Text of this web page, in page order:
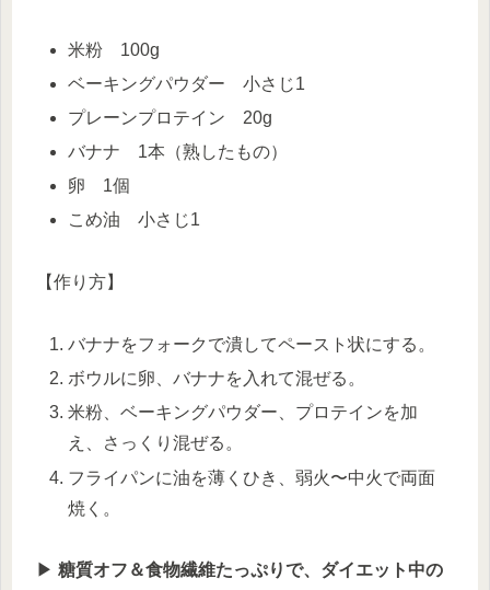
米粉 100g
ベーキングパウダー 小さじ1
プレーンプロテイン 20g
バナナ 1本（熟したもの）
卵 1個
こめ油 小さじ1
【作り方】
バナナをフォークで潰してペースト状にする。
ボウルに卵、バナナを入れて混ぜる。
米粉、ベーキングパウダー、プロテインを加
え、さっくり混ぜる。
フライパンに油を薄くひき、弱火〜中火で両面
焼く。
▶︎ 糖質オフ＆食物繊維たっぷりで、ダイエット中の